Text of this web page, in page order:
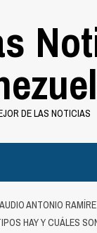
DE LAS NOTICIAS
ANTONIO
HAY Y CUÁLES